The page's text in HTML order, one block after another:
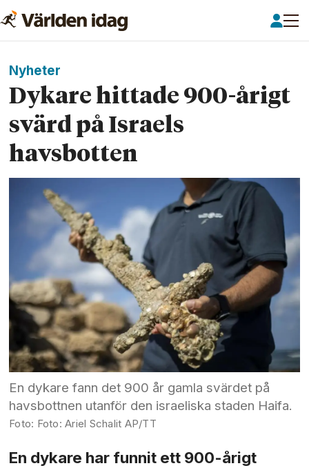
Nyheter
Dykare hittade 900-årigt
svärd på Israels
havsbotten
En dykare fann det 900 år gamla svärdet på
havsbottnen utanför den israeliska staden Haifa.
Foto: Ariel Schalit AP/TT
En dykare har funnit ett 900-årigt